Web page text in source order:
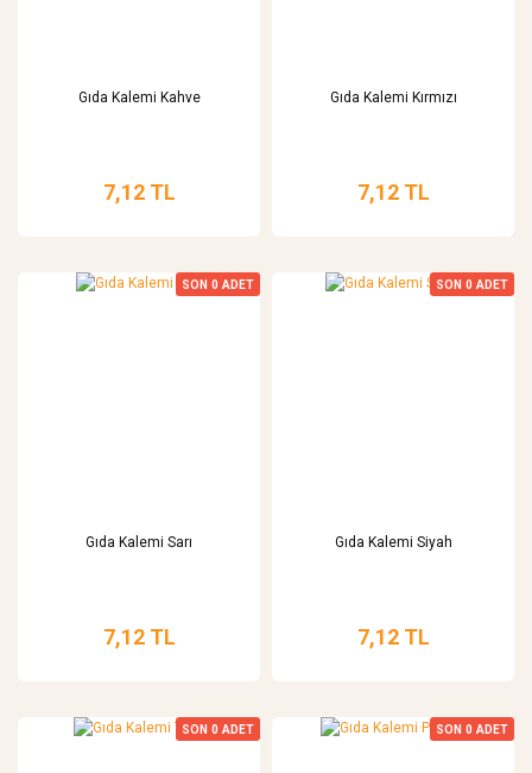
Gıda Kalemi Kahve
7,12 TL
Gıda Kalemi Kırmızı
7,12 TL
SON 0 ADET
Gıda Kalemi Sarı
7,12 TL
SON 0 ADET
Gıda Kalemi Siyah
7,12 TL
SON 0 ADET SON 0 ADET